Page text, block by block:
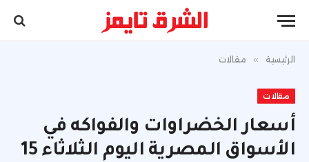
الرئيسية » مقالات
مقالات
أسعار الخضراوات والفواكه في
الأسواق المصرية اليوم الثلاثاء 15